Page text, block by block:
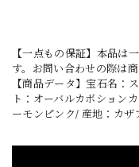
【一点もの保証】本品は
す。お問い合わせの際は
【商品データ】宝石名：
ト：オーバルカボション
ーモンピンク/ 産地：カザ